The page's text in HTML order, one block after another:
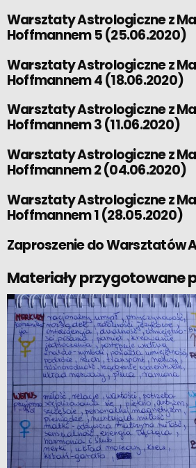
Warsztaty Astrologiczne z
Hoffmannem 5 (25.06.2020)
Warsztaty Astrologiczne z
Hoffmannem 4 (18.06.2020)
Warsztaty Astrologiczne z
Hoffmannem 3 (11.06.2020)
Warsztaty Astrologiczne z
Hoffmannem 2 (04.06.2020)
Warsztaty Astrologiczne z
Hoffmannem 1 (28.05.2020)
Zaproszenie do Warsztatów
Materiały przygotowane